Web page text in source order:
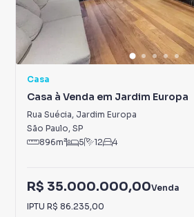
Casa
Casa à Venda em Jardim Europa
Rua Suécia, Jardim Europa
São Paulo, SP
896m² 5 12 4
R$ 35.000.000,00Venda
IPTU R$ 86.235,00